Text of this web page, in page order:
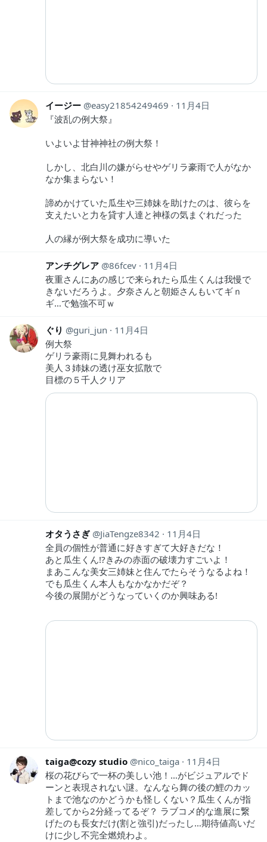
イージー easy21854249469
11月4日
『波乱の例大祭』
いよいよ甘神神社の例大祭！
しかし、北白川の嫌がらせやゲリラ豪雨で人がなか
なか集まらない！
諦めかけていた瓜生や三姉妹を助けたのは、彼らを
支えたいと力を貸す人達と神様の気まぐれだった
人の縁が例大祭を成功に導いた
アンチグレア 86fcev
11月4日
夜重さんにあの感じで来られたら瓜生くんは我慢で
きないだろうよ。夕奈さんと朝姫さんもいてギｎ
ギ…で勉強不可ｗ
ぐり guri_jun
11月4日
例大祭
ゲリラ豪雨に見舞われるも
美人３姉妹の透け巫女拡散で
目標の５千人クリア
オタうさぎ JiaTengze8342
11月4日
全員の個性が普通に好きすぎて大好きだな！
あと瓜生くん!?きみの赤面の破壊力すごいよ！
まあこんな美女三姉妹と住んでたらそうなるよね！
でも瓜生くん本人もなかなかだぞ？
今後の展開がどうなっていくのか興味ある!
taiga@cozy studio nico_taiga
11月4日
桜の花びらで一杯の美しい池！…がビジュアルでド
ーンと表現されない謎。なんなら舞の後の鯉のカッ
トまで池なのかどうかも怪しくない？瓜生くんが指
差してから2分経ってるぞ？ ラブコメ的な進展に繋
げたのも長女だけ(割と強引)だったし…期待値高いだ
けに少し不完全燃焼わよ。